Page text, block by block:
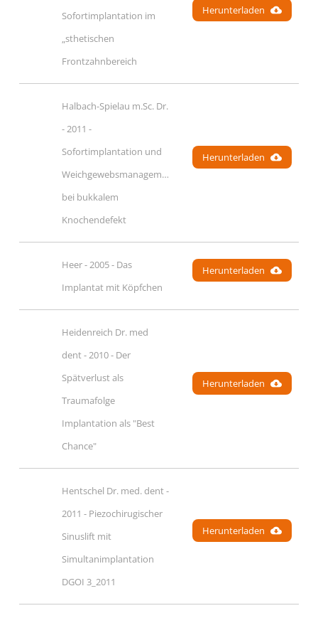
Sofortimplantation im
„sthetischen
Frontzahnbereich
Herunterladen
Halbach-Spielau m.Sc. Dr.
- 2011 -
Sofortimplantation und
Weichgewebsmanagement
bei bukkalem
Knochendefekt
Herunterladen
Heer - 2005 - Das
Implantat mit Köpfchen
Herunterladen
Heidenreich Dr. med
dent - 2010 - Der
Spätverlust als
Traumafolge
Implantation als "Best
Chance"
Herunterladen
Hentschel Dr. med. dent -
2011 - Piezochirugischer
Sinuslift mit
Simultanimplantation
DGOI 3_2011
Herunterladen